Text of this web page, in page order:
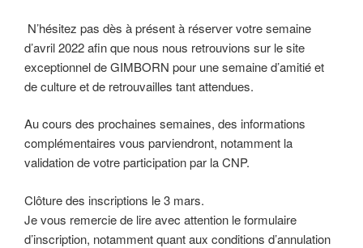
N’hésitez pas dès à présent à réserver votre semaine
d’avril 2022 afin que nous nous retrouvions sur le site
exceptionnel de GIMBORN pour une semaine d’amitié et
de culture et de retrouvailles tant attendues.
Au cours des prochaines semaines, des informations
complémentaires vous parviendront, notamment la
validation de votre participation par la CNP.
Clôture des inscriptions le 3 mars.
Je vous remercie de lire avec attention le formulaire
d’inscription, notamment quant aux conditions d’annulation